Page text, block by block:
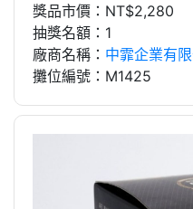
獎品市價：NT$2,280
抽獎名額：1
廠商名稱： 中霏企業有
攤位編號：M1425